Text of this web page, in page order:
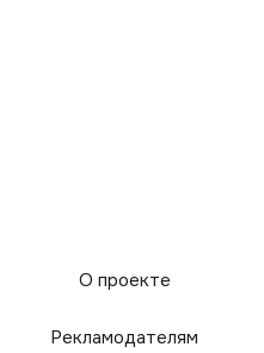
О проекте
Рекламодателям